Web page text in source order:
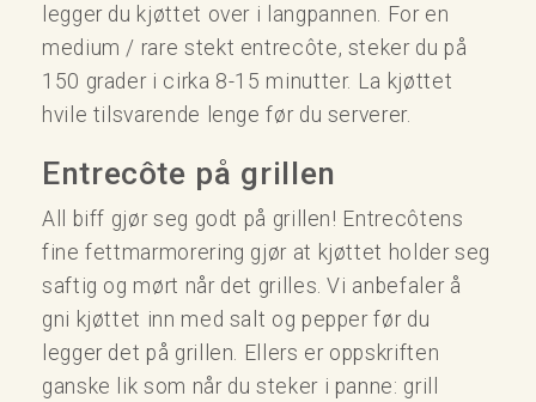
legger du kjøttet over i langpannen. For en
medium / rare stekt entrecôte, steker du på
150 grader i cirka 8-15 minutter. La kjøttet
hvile tilsvarende lenge før du serverer.
Entrecôte på grillen
All biff gjør seg godt på grillen! Entrecôtens
fine fettmarmorering gjør at kjøttet holder seg
saftig og mørt når det grilles. Vi anbefaler å
gni kjøttet inn med salt og pepper før du
legger det på grillen. Ellers er oppskriften
ganske lik som når du steker i panne: grill